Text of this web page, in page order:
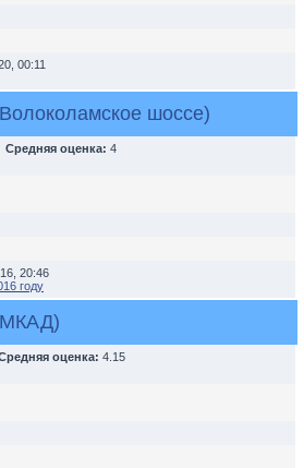
00:11
шоссе)
Средняя оценка: 4
20:46
году
оценка: 4.15